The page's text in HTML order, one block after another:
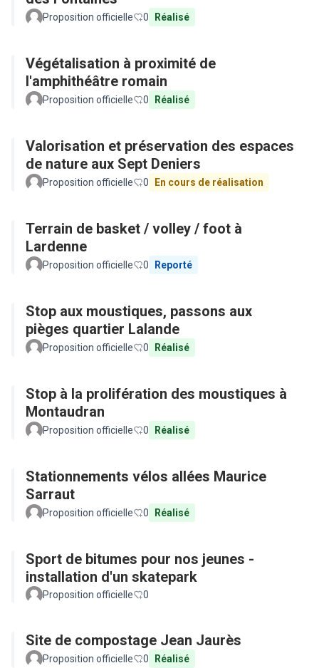
Proposition officielle 0 Réalisé
Végétalisation à proximité de
l'amphithéâtre romain
Proposition officielle 0 Réalisé
Valorisation et préservation des espaces
de nature aux Sept Deniers
Proposition officielle 0 En cours de réalisation
Terrain de basket / volley / foot à
Lardenne
Proposition officielle 0 Reporté
Stop aux moustiques, passons aux
pièges quartier Lalande
Proposition officielle 0 Réalisé
Stop à la prolifération des moustiques à
Montaudran
Proposition officielle 0 Réalisé
Stationnements vélos allées Maurice
Sarraut
Proposition officielle 0 Réalisé
Sport de bitumes pour nos jeunes -
installation d'un skatepark
Proposition officielle 0
Site de compostage Jean Jaurès
Proposition officielle 0 Réalisé